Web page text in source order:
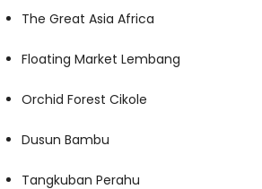
The Great Asia Africa
Floating Market Lembang
Orchid Forest Cikole
Dusun Bambu
Tangkuban Perahu